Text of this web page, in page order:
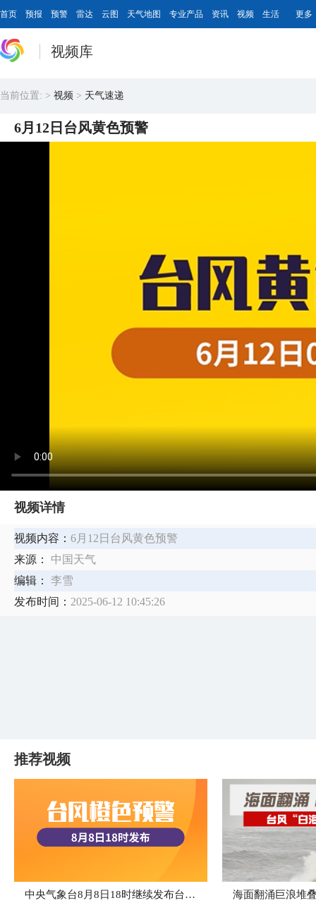
首页 预报 预警 雷达 云图 天气地图 专业产品 资讯 视频 生活 更多
视频库
当前位置: > 视频 > 天气速递
6月12日台风黄色预警
视频详情
视频内容： 6月12日台风黄色预警
来源：
中国天气
编辑：
李雪
发布时间： 2025-06-12 10:45:26
推荐视频
中央气象台8月8日18时继续发布台风橙色预警 海面翻涌巨浪堆